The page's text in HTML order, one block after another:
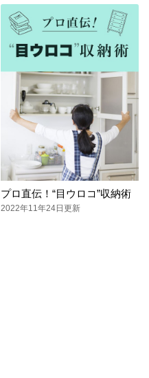
プロ直伝！“目ウロコ”収納術
2022年11年24日更新